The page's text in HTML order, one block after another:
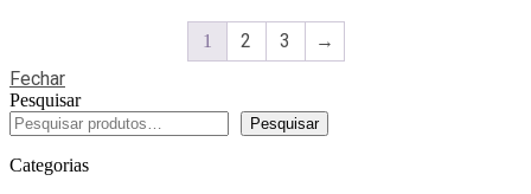
1 2 3
→
Fechar
Pesquisar
Pesquisar
Categorias